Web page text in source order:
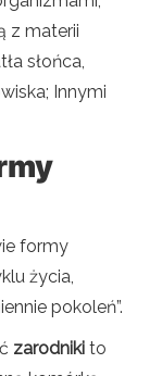
z materii
słońca,
Innymi
formy
życia,
pokoleń”.
zarodniki to